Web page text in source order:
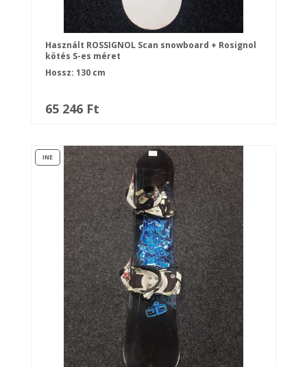
Használt ROSSIGNOL Scan snowboard + Rosignol
kötés S-es méret
Hossz: 130 cm
65 246 Ft
INE